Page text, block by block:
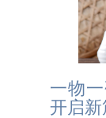
一物
开启新